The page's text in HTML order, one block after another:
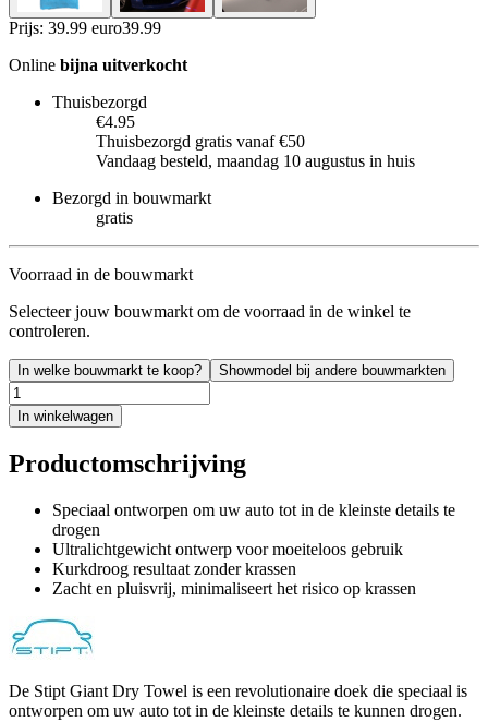
Prijs: 39.99 euro39.99
Online bijna uitverkocht
Thuisbezorgd
€4.95
Thuisbezorgd gratis vanaf €50
Vandaag besteld, maandag 10 augustus in huis
Bezorgd in bouwmarkt
gratis
Voorraad in de bouwmarkt
Selecteer jouw bouwmarkt om de voorraad in de winkel te
controleren.
In welke bouwmarkt te koop? Showmodel bij andere bouwmarkten
In winkelwagen
Productomschrijving
Speciaal ontworpen om uw auto tot in de kleinste details te
drogen
Ultralichtgewicht ontwerp voor moeiteloos gebruik
Kurkdroog resultaat zonder krassen
Zacht en pluisvrij, minimaliseert het risico op krassen
De Stipt Giant Dry Towel is een revolutionaire doek die speciaal is
ontworpen om uw auto tot in de kleinste details te kunnen drogen.